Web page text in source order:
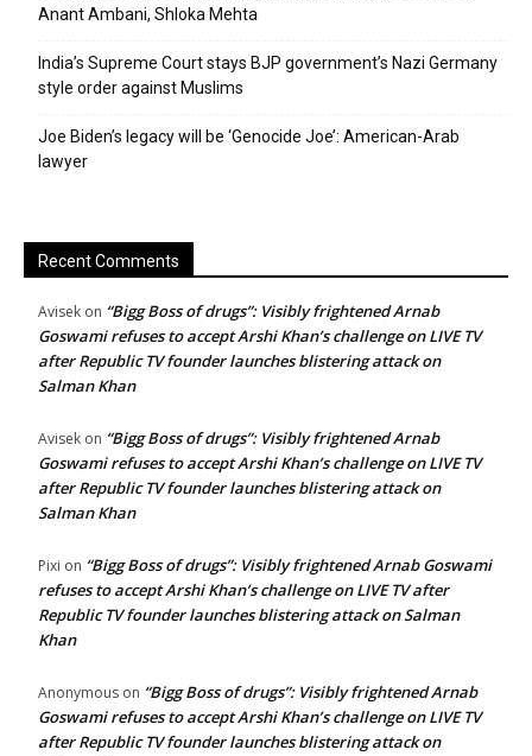
Anant Ambani, Shloka Mehta
India’s Supreme Court stays BJP government’s Nazi Germany
style order against Muslims
Joe Biden’s legacy will be ‘Genocide Joe’: American-Arab
lawyer
Recent Comments
Avisek on “Bigg Boss of drugs”: Visibly frightened Arnab
Goswami refuses to accept Arshi Khan’s challenge on LIVE TV
after Republic TV founder launches blistering attack on
Salman Khan
Avisek on “Bigg Boss of drugs”: Visibly frightened Arnab
Goswami refuses to accept Arshi Khan’s challenge on LIVE TV
after Republic TV founder launches blistering attack on
Salman Khan
Pixi on “Bigg Boss of drugs”: Visibly frightened Arnab Goswami
refuses to accept Arshi Khan’s challenge on LIVE TV after
Republic TV founder launches blistering attack on Salman
Khan
Anonymous on “Bigg Boss of drugs”: Visibly frightened Arnab
Goswami refuses to accept Arshi Khan’s challenge on LIVE TV
after Republic TV founder launches blistering attack on